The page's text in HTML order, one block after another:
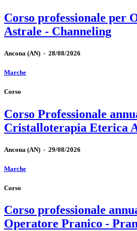
Corso professionale per
Astrale - Channeling
Ancona (AN) - 28/08/2026
Marche
Corso
Corso Professionale
Cristalloterapia Eterica
Ancona (AN) - 29/08/2026
Marche
Corso
Corso professionale
Operatore Pranico -